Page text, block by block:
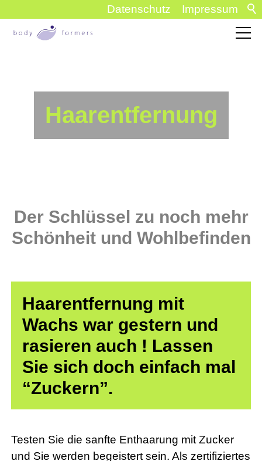
Impressum
Datenschutz
Haarentfernung
Der Schlüssel zu noch mehr
Schönheit und Wohlbefinden
Haarentfernung mit
Wachs war gestern und
rasieren auch ! Lassen
Sie sich doch einfach mal
“Zuckern”.
Testen Sie die sanfte Enthaarung mit Zucker
und Sie werden begeistert sein. Als zertifiziertes